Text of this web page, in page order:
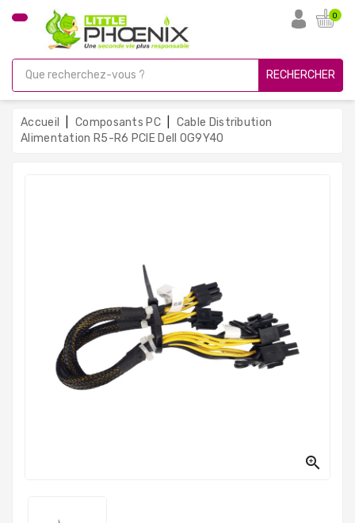
CATÉGORIE
Gamer
Unités
Centrales
Reconditionnées
0
RECHERCHER
Accueil Composants PC
Cable Distribution
Alimentation R5-R6 PCIE Dell 0G9Y40
